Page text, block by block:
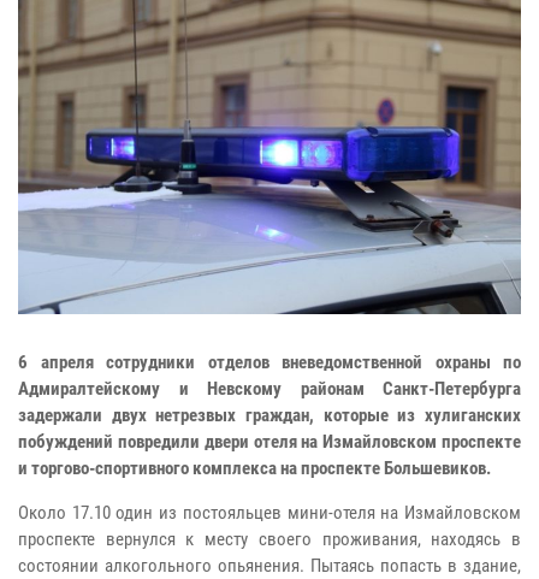
6 апреля сотрудники отделов вневедомственной охраны по
Адмиралтейскому и Невскому районам Санкт-Петербурга
задержали двух нетрезвых граждан, которые из хулиганских
побуждений повредили двери отеля на Измайловском проспекте
и торгово-спортивного комплекса на проспекте Большевиков.
Около 17.10 один из постояльцев мини-отеля на Измайловском
проспекте вернулся к месту своего проживания, находясь в
состоянии алкогольного опьянения. Пытаясь попасть в здание,